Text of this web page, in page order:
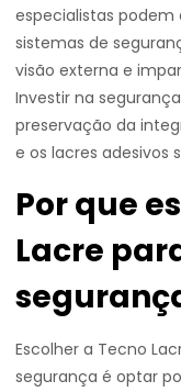
especialistas
sistemas de
visão externa e
Investir na
preservação da
e os lacres adesivos
Por que
Lacre
Escolher a Tecno
segurança é optar